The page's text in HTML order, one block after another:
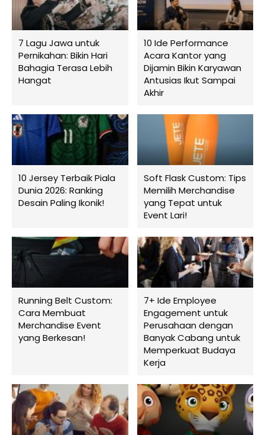
7 Lagu Jawa untuk
Pernikahan: Bikin Hari
Bahagia Terasa Lebih
Hangat
10 Ide Performance
Acara Kantor yang
Dijamin Bikin Karyawan
Antusias Ikut Sampai
Akhir
10 Jersey Terbaik Piala
Dunia 2026: Ranking
Desain Paling Ikonik!
Soft Flask Custom: Tips
Memilih Merchandise
yang Tepat untuk
Event Lari!
Running Belt Custom:
Cara Membuat
Merchandise Event
yang Berkesan!
7+ Ide Employee
Engagement untuk
Perusahaan dengan
Banyak Cabang untuk
Memperkuat Budaya
Kerja